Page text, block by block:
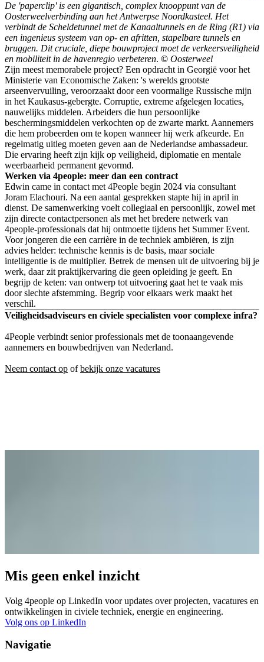
De 'paperclip' is een gigantisch, complex knooppunt van de
Oosterweelverbinding aan het Antwerpse Noordkasteel. Het
verbindt de Scheldetunnel met de Kanaaltunnels en de Ring (R1) via
een ingenieus systeem van op- en afritten, stapelbare tunnels en
bruggen. Dit cruciale, diepe bouwproject moet de verkeersveiligheid
en mobiliteit in de havenregio verbeteren. © Oosterweel
Zijn meest memorabele project? Een opdracht in Georgië voor het
Ministerie van Economische Zaken: 's werelds grootste
arseenvervuiling, veroorzaakt door een voormalige Russische mijn
in het Kaukasus-gebergte. Corruptie, extreme afgelegen locaties,
nauwelijks middelen. Arbeiders die hun persoonlijke
beschermingsmiddelen verkochten op de zwarte markt. Aannemers
die hem probeerden om te kopen wanneer hij werk afkeurde. En
regelmatig uitleg moeten geven aan de Nederlandse ambassadeur.
Die ervaring heeft zijn kijk op veiligheid, diplomatie en mentale
weerbaarheid permanent gevormd.
Werken via 4people: meer dan een contract
Edwin came in contact met 4People begin 2024 via consultant
Joram Elachouri. Na een aantal gesprekken stapte hij in april in
dienst. De samenwerking voelt collegiaal en persoonlijk, zowel met
zijn directe contactpersonen als met het bredere netwerk van
4people-professionals dat hij ontmoette tijdens het Summer Event.
Voor jongeren die een carrière in de techniek ambiëren, is zijn
advies helder: technische kennis is de basis, maar sociale
intelligentie is de multiplier. Betrek de mensen uit de uitvoering bij je
werk, daar zit praktijkervaring die geen opleiding je geeft. En
begrijp de keten: van ontwerp tot uitvoering gaat het te vaak mis
door slechte afstemming. Begrip voor elkaars werk maakt het
verschil.
Veiligheidsadviseurs en civiele specialisten voor complexe infra?
4People verbindt senior professionals met de toonaangevende
aannemers en bouwbedrijven van Nederland.
Neem contact op ofbekijk onze vacatures
Mis geen enkel inzicht
Volg 4people op LinkedIn voor updates over projecten, vacatures en
ontwikkelingen in civiele techniek, energie en engineering.
Volg ons op LinkedIn
Navigatie